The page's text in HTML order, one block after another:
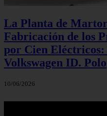
La Planta de
Fabricación de los
por Cien
Volkswagen ID. Polo
10/06/2026